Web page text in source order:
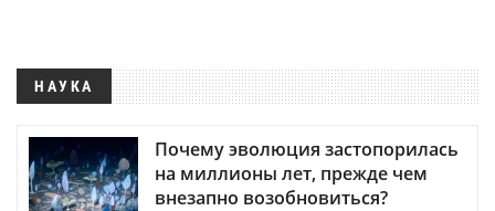
НАУКА
Почему эволюция застопорилась
на миллионы лет, прежде чем
внезапно возобновиться?